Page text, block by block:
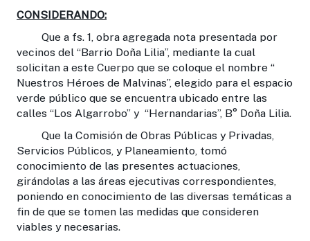
CONSIDERANDO:
Que a fs. 1, obra agregada nota presentada por
vecinos del “Barrio Doña Lilia”, mediante la cual
solicitan a este Cuerpo que se coloque el nombre “
Nuestros Héroes de Malvinas”, elegido para el espacio
verde público que se encuentra ubicado entre las
calles “Los Algarrobo” y “Hernandarias”, B° Doña Lilia.
Que la Comisión de Obras Públicas y Privadas,
Servicios Públicos, y Planeamiento, tomó
conocimiento de las presentes actuaciones,
girándolas a las áreas ejecutivas correspondientes,
poniendo en conocimiento de las diversas temáticas a
fin de que se tomen las medidas que consideren
viables y necesarias.